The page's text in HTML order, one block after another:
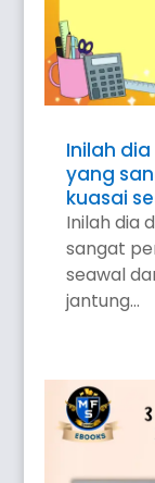
Inilah
yang
kuasai
Inilah dia
sangat
seawal
jantung...